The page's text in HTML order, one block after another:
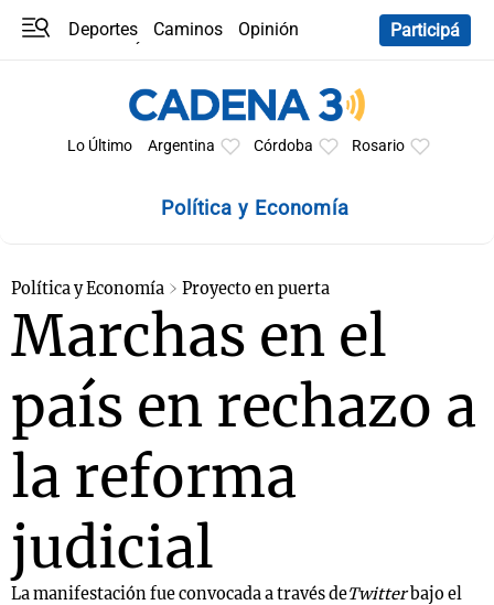
Deportes Caminos
Opinión
Participá
Lo Último Argentina Córdoba Rosario
Política y Economía
Política y Economía Proyecto en puerta
Marchas en el
país en rechazo a
la reforma
judicial
La manifestación fue convocada a través deTwitterbajo el